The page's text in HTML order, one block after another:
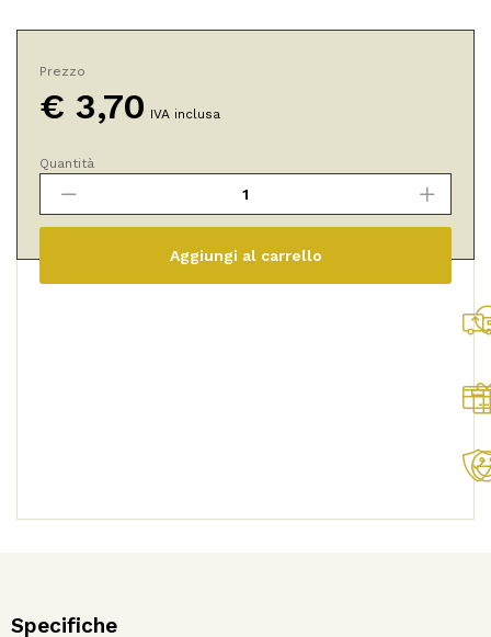
Prezzo
€ 3,70 IVA inclusa
Legumi
Lenticchie
di
Bio
quantità
Quantità
Aggiungi al carrello
Specifiche